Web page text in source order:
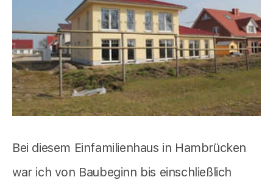
Bei diesem Einfamilienhaus in Hambrücken
war ich von Baubeginn bis einschließlich